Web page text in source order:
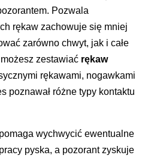
Pozwala
rękaw zachowuje się mniej
zarówno chwyt, jak i całe
zestawiać rękaw
rękawami, nogawkami
poznawał różne typy kontaktu
pomaga wychwycić ewentualne
pyska, a pozorant zyskuje